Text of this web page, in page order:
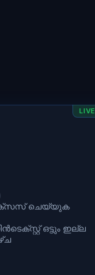
LIVE
ചെയ്യുക
ഒട്ടും ഇല്ല